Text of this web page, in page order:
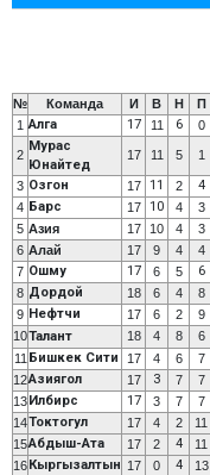
№ Команда И В Н П
1 Алга 17 11 6 0
2
Мурас
Юнайтед
17 11 5 1
3 Озгон 17 11 2 4
4 Барс 17 10 4 3
5 Азия 17 10 4 3
6 Алай 17 9 4 4
7 Ошму 17 6 5 6
8 Дордой 18 6 4 8
9 Нефтчи 17 6 2 9
10Талант 18 4 8 6
11 Бишкек Сити 17 4 6 7
12Азиягол 17 3 7 7
13 Илбирс 17 3 7 7
14Токтогул 17 4 2 11
15Абдыш-Ата 17 2 4 11
16 Кыргызалтын 17 0 4 13